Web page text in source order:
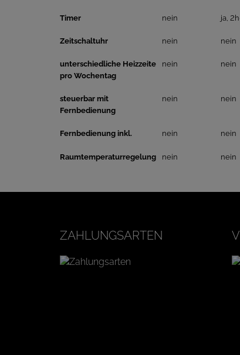
Timer nein ja,
Zeitschaltuhr nein nein
unterschiedliche Heizzeite
pro Wochentag
nein nein
steuerbar mit
Fernbedienung
nein nein
Fernbedienung inkl. nein nein
Raumtemperaturregelung nein nein
ZAHLUNGSARTEN